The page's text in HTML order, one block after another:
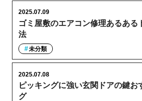
ゴミ屋敷のエアコン修理あるある
法
2025.07.09
未分類
ピッキングに強い玄関ドアの鍵お
グ
2025.07.08